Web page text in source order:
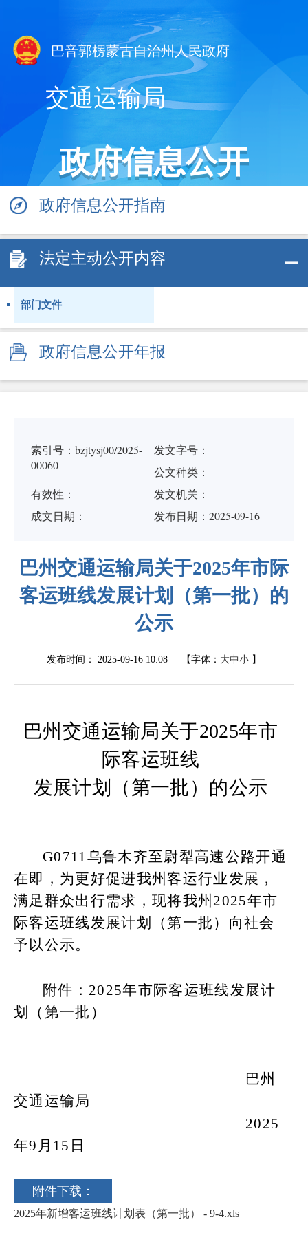
巴音郭楞蒙古自治州人民政府
交通运输局
政府信息公开
政府信息公开指南
法定主动公开内容
部门文件
政府信息公开年报
索引号：bzjtysj00/2025-
00060
发文字号：
公文种类：
有效性：
发文机关：
成文日期：
发布日期：2025-09-16
巴州交通运输局关于2025年市际
客运班线发展计划（第一批）的
公示
发布时间： 2025-09-16 10:08 【字体： 大中小 】
巴州交通运输局关于2025年市
际客运班线
发展计划（第一批）的公示
G0711 乌鲁木齐至尉犁高速公路开通
在即， 为更好促进我州客运行业发展，
满足群众出行需求，现将我州 2025年市
际客运班线发展计划（第一批）向社会
予以公示。
附件： 2025年市际客运班线发展计
划（第一批）
巴州
交通运输局
2025
年9 月 15 日
附件下载：
2025年新增客运班线计划表（第一批） - 9-4.xls